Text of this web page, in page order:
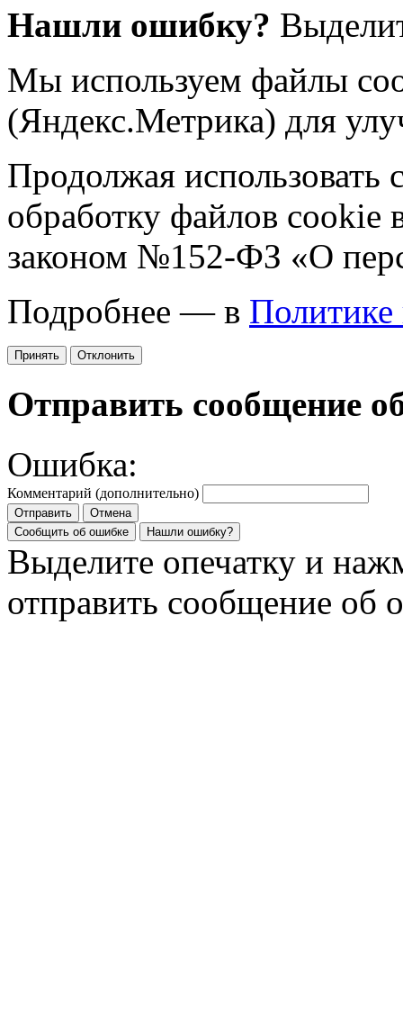
Нашли ошибку?
Мы используем файлы
(Яндекс.Метрика) для
Продолжая использовать
обработку файлов cookie
законом №152-ФЗ «О
Подробнее — в Политике
Принять Отклонить
Отправить сообщение
Ошибка:
Комментарий (дополнительно)
Отправить
Отмена
Сообщить об ошибке
Нашли ошибку?
Выделите опечатку и
отправить сообщение об